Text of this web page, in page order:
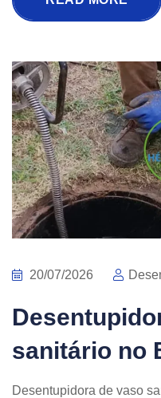
20/07/2026
sanitário no
Desentupidora de vaso